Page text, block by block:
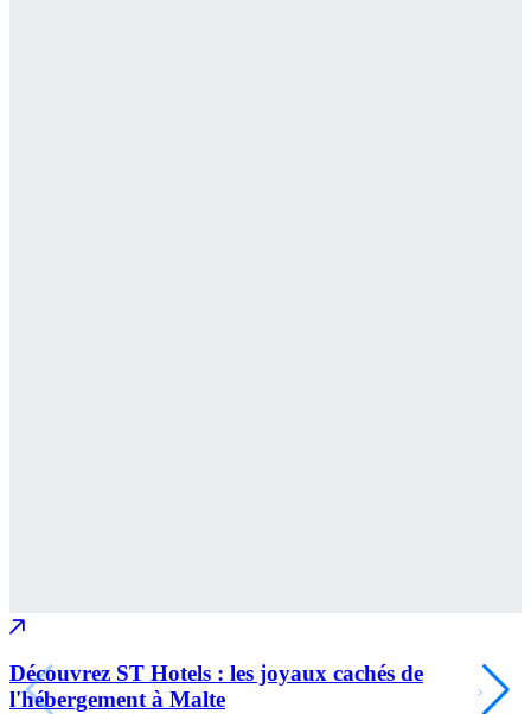
Découvrez ST Hotels : les joyaux cachés de
l'hébergement à Malte